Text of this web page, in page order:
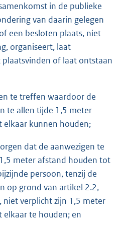
in de publieke
van daarin gelegen
een besloten plaats, niet
organiseert, laat
plaatsvinden of laat ontstaan
te treffen waardoor de
te allen tijde 1,5 meter
elkaar kunnen houden;
dat de aanwezigen te
meter afstand houden tot
persoon, tenzij de
op grond van artikel 2.2,
niet verplicht zijn 1,5 meter
te houden; en